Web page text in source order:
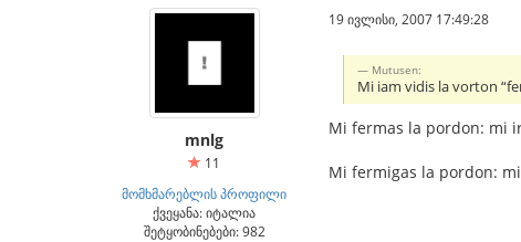
mnlg
11
მომხმარებლის პროფილი
ქვეყანა: იტალია
შეტყობინებები: 982
19 ივლისი, 2007 17:49:28
Mutusen:
Mi iam vidis la vorton
Mi fermas la pordon: mi
Mi fermigas la pordon: